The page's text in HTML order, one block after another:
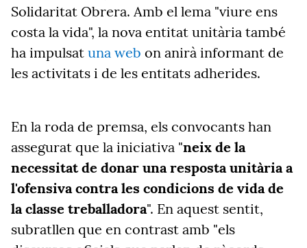
Solidaritat Obrera. Amb el lema "viure ens
costa la vida", la nova entitat unitària també
ha impulsat una web on anirà informant de
les activitats i de les entitats adherides.
En la roda de premsa, els convocants han
assegurat que la iniciativa "neix de la
necessitat de donar una resposta unitària a
l'ofensiva contra les condicions de vida de
la classe treballadora". En aquest sentit,
subratllen que en contrast amb "els